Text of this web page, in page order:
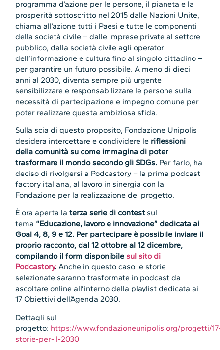
programma d’azione per le persone, il pianeta e la
prosperità sottoscritto nel 2015 dalle Nazioni Unite,
chiama all’azione tutti i Paesi e tutte le componenti
della società civile – dalle imprese private al settore
pubblico, dalla società civile agli operatori
dell’informazione e cultura fino al singolo cittadino –
per garantire un futuro possibile. A meno di dieci
anni al 2030, diventa sempre più urgente
sensibilizzare e responsabilizzare le persone sulla
necessità di partecipazione e impegno comune per
poter realizzare questa ambiziosa sfida.
Sulla scia di questo proposito, Fondazione Unipolis
desidera intercettare e condividere le riflessioni
della comunità su come immagina di poter
trasformare il mondo secondo gli SDGs. Per farlo, ha
deciso di rivolgersi a Podcastory – la prima podcast
factory italiana, al lavoro in sinergia con la
Fondazione per la realizzazione del progetto.
È ora aperta laterza serie di contest sul
tema “Educazione, lavoro e innovazione” dedicata ai
Goal 4, 8, 9 e 12. Per partecipare è possibile inviare il
proprio racconto, dal 12 ottobre al 12 dicembre,
compilando il form disponibile sul sito di
Podcastory.Anche in questo caso le storie
selezionate saranno trasformate in podcast da
ascoltare online all’interno della playlist dedicata ai
17 Obiettivi dell’Agenda 2030.
Dettagli sul
progetto: https://www.fondazioneunipolis.org/progetti/
storie-per-il-2030